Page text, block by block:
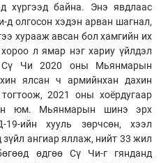
хүргээд байна. Энэ явдлаас
олгосон хэдэн арван шагнал,
хурааж авсан бол хамгийн их
л ямар нэг хариу үйлдэл
Сү Чи 2020 оны Мьянмарын
ялсан ч армийнхан дахин
2021 оны хоёрдугаар
юм. Мьянмарын шинэ эрх
19-ийн хууль зөрчсөн, хээл
зүйл ангиар яллаж, нийт 33 жил
өдгөө Сү Чи-г гянданд